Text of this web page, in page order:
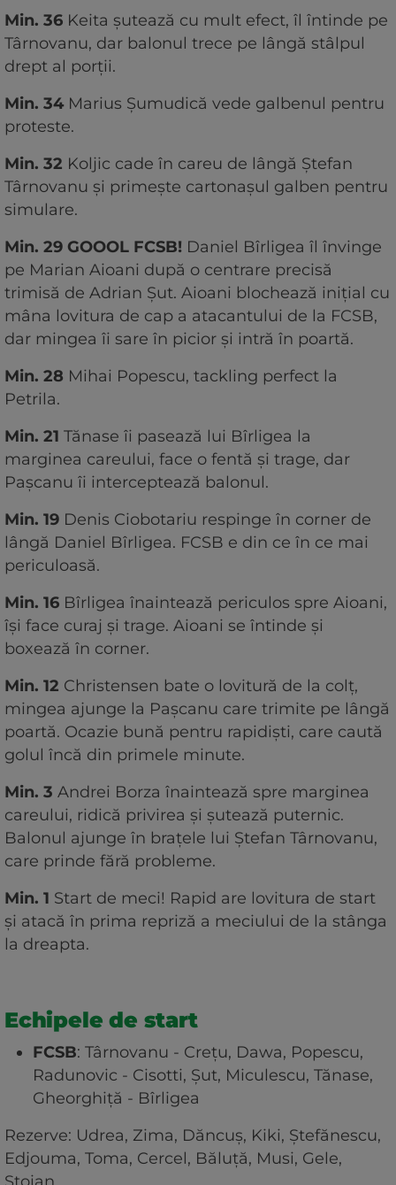
Min. 36 Keita șutează cu mult efect, îl întinde pe
Târnovanu, dar balonul trece pe lângă stâlpul
drept al porții.
Min. 34 Marius Șumudică vede galbenul pentru
proteste.
Min. 32 Koljic cade în careu de lângă Ștefan
Târnovanu și primește cartonașul galben pentru
simulare.
Min. 29 GOOOL FCSB! Daniel Bîrligea îl învinge
pe Marian Aioani după o centrare precisă
trimisă de Adrian Șut. Aioani blochează inițial cu
mâna lovitura de cap a atacantului de la FCSB,
dar mingea îi sare în picior și intră în poartă.
Min. 28 Mihai Popescu, tackling perfect la
Petrila.
Min. 21 Tănase îi pasează lui Bîrligea la
marginea careului, face o fentă și trage, dar
Pașcanu îi interceptează balonul.
Min. 19 Denis Ciobotariu respinge în corner de
lângă Daniel Bîrligea. FCSB e din ce în ce mai
periculoasă.
Min. 16 Bîrligea înaintează periculos spre Aioani,
își face curaj și trage. Aioani se întinde și
boxează în corner.
Min. 12 Christensen bate o lovitură de la colț,
mingea ajunge la Pașcanu care trimite pe lângă
poartă. Ocazie bună pentru rapidiști, care caută
golul încă din primele minute.
Min. 3 Andrei Borza înaintează spre marginea
careului, ridică privirea și șutează puternic.
Balonul ajunge în brațele lui Ștefan Târnovanu,
care prinde fără probleme.
Min. 1 Start de meci! Rapid are lovitura de start
și atacă în prima repriză a meciului de la stânga
la dreapta.
Echipele de start
FCSB: Târnovanu - Crețu, Dawa, Popescu,
Radunovic - Cisotti, Șut, Miculescu, Tănase,
Gheorghiță - Bîrligea
Rezerve: Udrea, Zima, Dăncuș, Kiki, Ștefănescu,
Edjouma, Toma, Cercel, Băluță, Musi, Gele,